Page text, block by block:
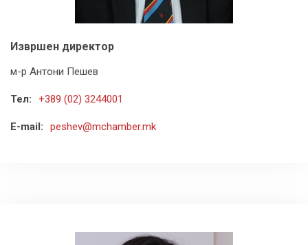
Извршен директор
м-р Антони Пешев
Тел: +389 (02) 3244001
E-mail: peshev@mchamber.mk